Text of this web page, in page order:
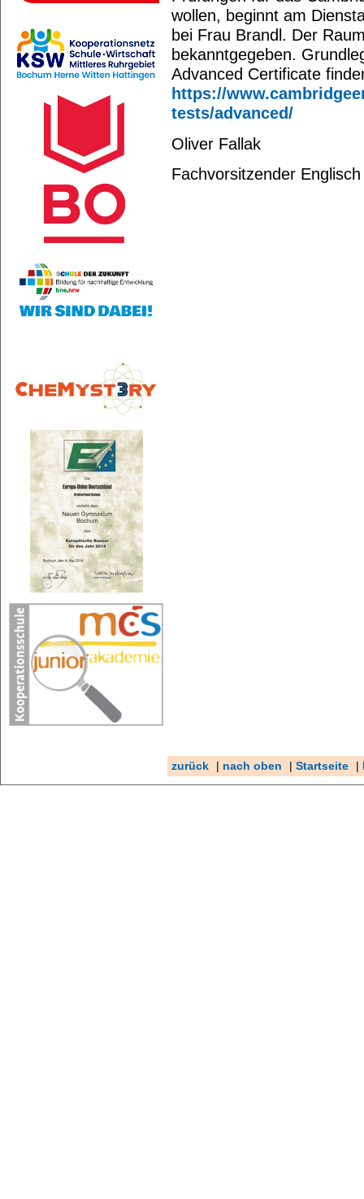
wollen, beginnt am
bei Frau Brandl. Der
bekanntgegeben.
Advanced Certificate
https://
tests/advanced/
Oliver Fallak
Fachvorsitzender Englisch
zurück nach oben Startseite